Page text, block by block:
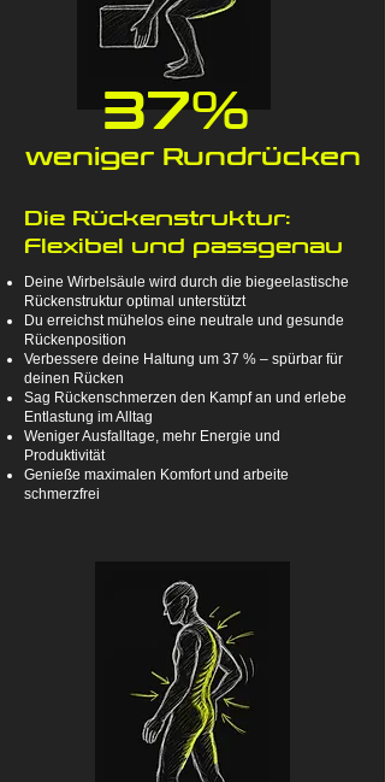
37%
weniger Rundrücken
Die Rückenstruktur:
Flexibel und passgenau
Deine Wirbelsäule wird durch die biegeelastische
Rückenstruktur optimal unterstützt
Du erreichst mühelos eine neutrale und gesunde
Rückenposition
Verbessere deine Haltung um 37 % – spürbar für
deinen Rücken
Sag Rückenschmerzen den Kampf an und erlebe
Entlastung im Alltag
Weniger Ausfalltage, mehr Energie und
Produktivität
Genieße maximalen Komfort und arbeite
schmerzfrei